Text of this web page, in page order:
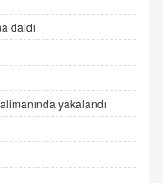
Yürüyoruz"
daldı
yakalandı